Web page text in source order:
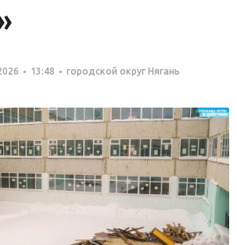
13:48 городской округ Нягань